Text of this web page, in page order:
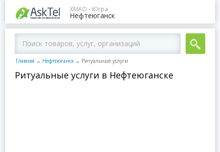
ХМАО - Югра
Нефтеюганск
Главная → Нефтеюганск → Ритуальные услуги
Ритуальные услуги в Нефтеюганске